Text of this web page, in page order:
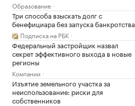
Образование
Три способа взыскать долг с
бенефициара без запуска банкротства
Подписка на РБК
Федеральный застройщик назвал
секрет эффективного выхода в новые
регионы
Компании
Изъятие земельного участка за
неиспользование: риски для
собственников